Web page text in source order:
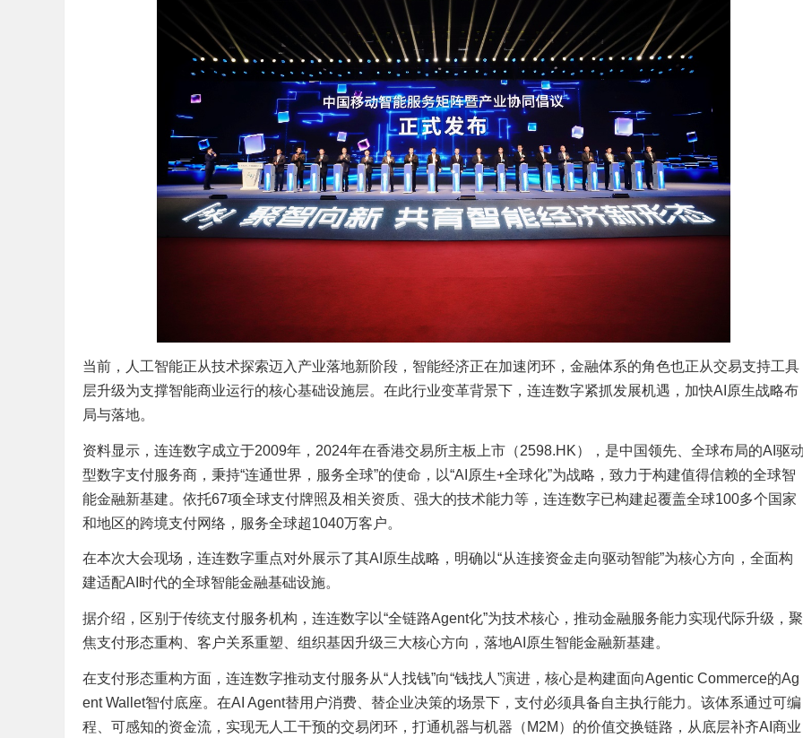
当前，人工智能正从技术探索迈入产业落地新阶段，智能经济正在加速闭环，金融体系的角色也正从交易支持工具
层升级为支撑智能商业运行的核心基础设施层。在此行业变革背景下，连连数字紧抓发展机遇，加快AI原生战略布
局与落地。
资料显示，连连数字成立于2009年，2024年在香港交易所主板上市（2598.HK），是中国领先、全球布局的AI驱
型数字支付服务商，秉持“连通世界，服务全球”的使命，以“AI原生+全球化”为战略，致力于构建值得信赖的全球智
能金融新基建。依托67项全球支付牌照及相关资质、强大的技术能力等，连连数字已构建起覆盖全球100多个国家
和地区的跨境支付网络，服务全球超1040万客户。
在本次大会现场，连连数字重点对外展示了其AI原生战略，明确以“从连接资金走向驱动智能”为核心方向，全面构
建适配AI时代的全球智能金融基础设施。
据介绍，区别于传统支付服务机构，连连数字以“全链路Agent化”为技术核心，推动金融服务能力实现代际升级，聚
焦支付形态重构、客户关系重塑、组织基因升级三大核心方向，落地AI原生智能金融新基建。
在支付形态重构方面，连连数字推动支付服务从“人找钱”向“钱找人”演进，核心是构建面向Agentic Commerce的Ag
ent Wallet智付底座。在AI Agent替用户消费、替企业决策的场景下，支付必须具备自主执行能力。该体系通过可编
程、可感知的资金流，实现无人工干预的交易闭环，打通机器与机器（M2M）的价值交换链路，从底层补齐AI商业